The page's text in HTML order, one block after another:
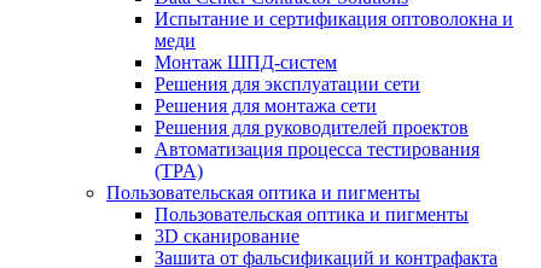
Испытание и сертификация оптоволокна и
меди
Монтаж ШПД-систем
Решения для эксплуатации сети
Решения для монтажа сети
Решения для руководителей проектов
Автоматизация процесса тестирования
(TPA)
Пользовательская оптика и пигменты
Пользовательская оптика и пигменты
3D сканирование
Зашита от фальсификаций и контрафакта